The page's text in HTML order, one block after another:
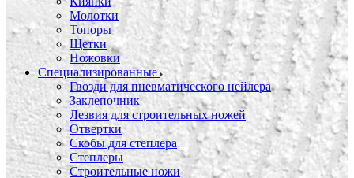
Молотки
Топоры
Щетки
Ножовки
Специализированные
Гвозди для пневматического нейлера
Заклепочник
Лезвия для строительных ножей
Отвертки
Скобы для степлера
Степлеры
Строительные ножи